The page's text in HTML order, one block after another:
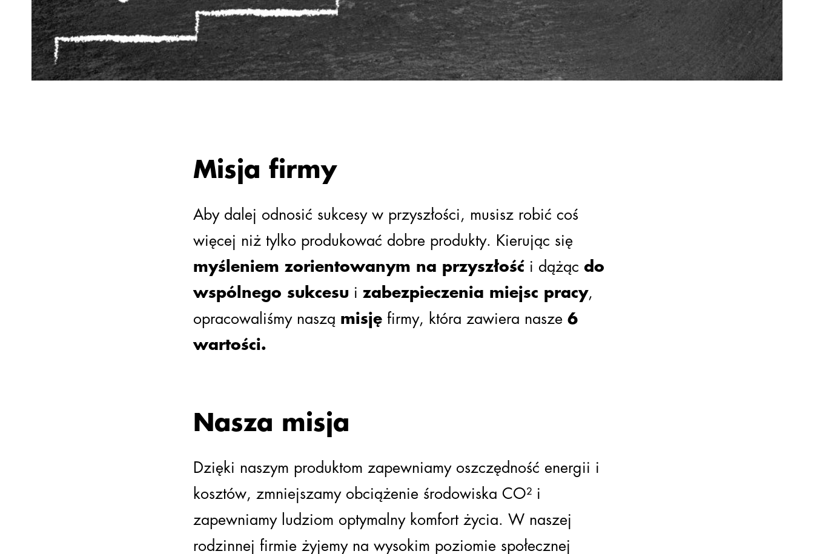
Misja firmy
Aby dalej odnosić sukcesy w przyszłości, musisz robić coś
więcej niż tylko produkować dobre produkty. Kierując się
myśleniem zorientowanym na przyszłość i dążąc do
wspólnego sukcesu i zabezpieczenia miejsc pracy,
opracowaliśmy naszą misję firmy, która zawiera nasze 6
wartości.
Nasza misja
Dzięki naszym produktom zapewniamy oszczędność energii i
kosztów, zmniejszamy obciążenie środowiska CO² i
zapewniamy ludziom optymalny komfort życia. W naszej
rodzinnej firmie żyjemy na wysokim poziomie społecznej